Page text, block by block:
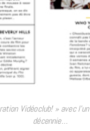
Vidéoclub! » avec
décennie…